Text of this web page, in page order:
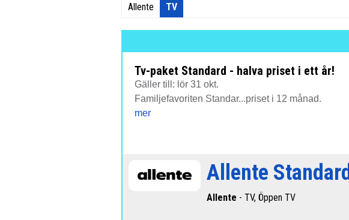
Allente TV
Tv-paket Standard - halva priset i ett år!
Gäller till: lör 31 okt.
Familjefavoriten Standar...priset i 12 månad.
mer
Allente Standard
Allente - TV, Öppen TV